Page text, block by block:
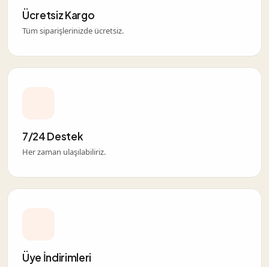
Ücretsiz Kargo
Tüm siparişlerinizde ücretsiz.
7/24 Destek
Her zaman ulaşılabiliriz.
Üye İndirimleri